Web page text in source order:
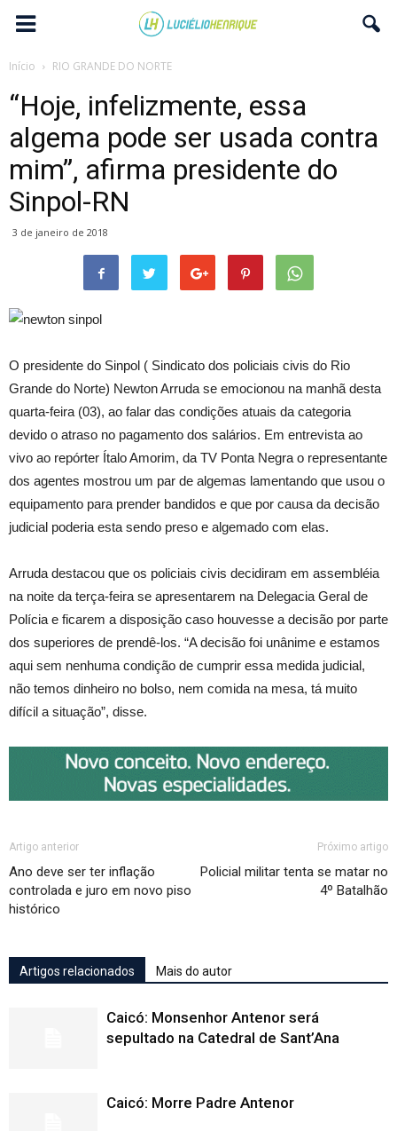
Início RIO GRANDE DO NORTE
“Hoje, infelizmente, essa
algema pode ser usada contra
mim”, afirma presidente do
Sinpol-RN
3 de janeiro de 2018
O presidente do Sinpol ( Sindicato dos policiais civis do Rio
Grande do Norte) Newton Arruda se emocionou na manhã desta
quarta-feira (03), ao falar das condições atuais da categoria
devido o atraso no pagamento dos salários. Em entrevista ao
vivo ao repórter Ítalo Amorim, da TV Ponta Negra o representante
dos agentes mostrou um par de algemas lamentando que usou o
equipamento para prender bandidos e que por causa da decisão
judicial poderia esta sendo preso e algemado com elas.
Arruda destacou que os policiais civis decidiram em assembléia
na noite da terça-feira se apresentarem na Delegacia Geral de
Polícia e ficarem a disposição caso houvesse a decisão por parte
dos superiores de prendê-los. “A decisão foi unânime e estamos
aqui sem nenhuma condição de cumprir essa medida judicial,
não temos dinheiro no bolso, nem comida na mesa, tá muito
difícil a situação”, disse.
Artigo anterior
Ano deve ser ter inflação
controlada e juro em novo piso
histórico
Próximo artigo
Policial militar tenta se matar no
4º Batalhão
Artigos relacionados Mais do autor
Caicó: Monsenhor Antenor será
sepultado na Catedral de Sant’Ana
Caicó: Morre Padre Antenor